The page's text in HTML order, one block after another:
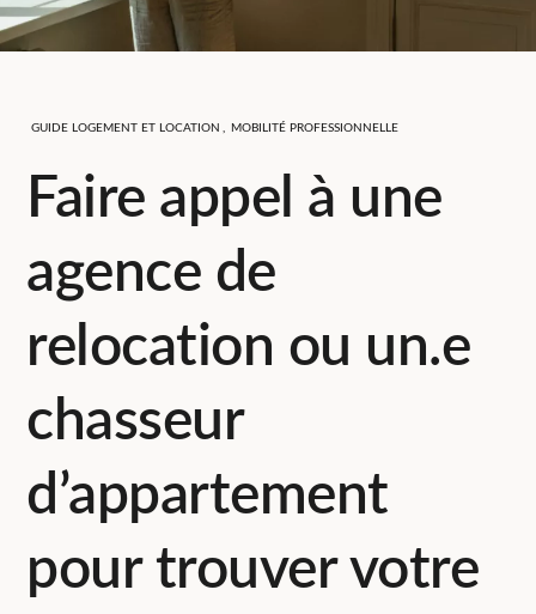
GUIDE LOGEMENT ET LOCATION , MOBILITÉ PROFESSIONNELLE
Faire appel à une
agence de
relocation ou un.e
chasseur
d’appartement
pour trouver votre